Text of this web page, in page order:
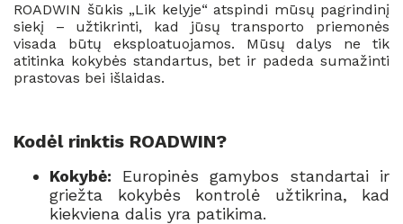
ROADWIN šūkis „Lik kelyje“ atspindi mūsų pagrindinį
siekį – užtikrinti, kad jūsų transporto priemonės
visada būtų eksploatuojamos. Mūsų dalys ne tik
atitinka kokybės standartus, bet ir padeda sumažinti
prastovas bei išlaidas.
Kodėl rinktis ROADWIN?
Kokybė: Europinės gamybos standartai ir
griežta kokybės kontrolė užtikrina, kad
kiekviena dalis yra patikima.